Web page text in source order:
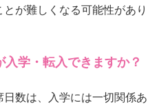
が難しくなる可能性があり
学・転入できますか？
数は、入学には一切関係あ